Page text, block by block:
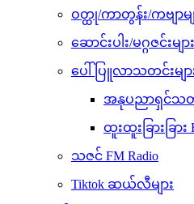
ဝတ္ထု/ကာတွန်း/ကဗျာမျ
ဆောင်းပါး/မဂ္ဂဇင်းများ
ပေါ်ပြူလာသတင်းမျာ
အနုပညာရှင်သတ
ထူးထူးခြားခြား
သဇင် FM Radio
Tiktok ဆယ်လီများ